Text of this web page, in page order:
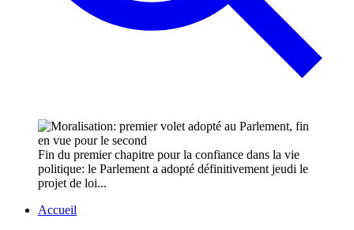
Fin du premier chapitre pour la confiance dans la vie
politique: le Parlement a adopté définitivement jeudi le
projet de loi...
Accueil